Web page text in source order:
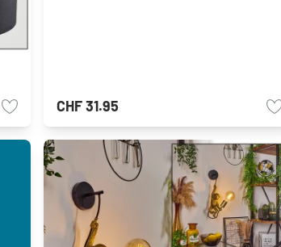
CHF 31.95